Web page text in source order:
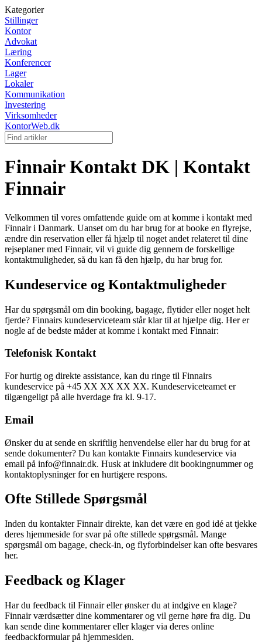
Kategorier
Stillinger
Kontor
Advokat
Læring
Konferencer
Lager
Lokaler
Kommunikation
Investering
Virksomheder
KontorWeb.dk
Finnair Kontakt DK | Kontakt
Finnair
Velkommen til vores omfattende guide om at komme i kontakt med
Finnair i Danmark. Uanset om du har brug for at booke en flyrejse,
ændre din reservation eller få hjælp til noget andet relateret til dine
rejseplaner med Finnair, vil vi guide dig gennem de forskellige
kontaktmuligheder, så du kan få den hjælp, du har brug for.
Kundeservice og Kontaktmuligheder
Har du spørgsmål om din booking, bagage, flytider eller noget helt
fjerde? Finnairs kundeserviceteam står klar til at hjælpe dig. Her er
nogle af de bedste måder at komme i kontakt med Finnair:
Telefonisk Kontakt
For hurtig og direkte assistance, kan du ringe til Finnairs
kundeservice på +45 XX XX XX XX. Kundeserviceteamet er
tilgængeligt på alle hverdage fra kl. 9-17.
Email
Ønsker du at sende en skriftlig henvendelse eller har du brug for at
sende dokumenter? Du kan kontakte Finnairs kundeservice via
email på info@finnair.dk. Husk at inkludere dit bookingnummer og
kontaktoplysninger for en hurtigere respons.
Ofte Stillede Spørgsmål
Inden du kontakter Finnair direkte, kan det være en god idé at tjekke
deres hjemmeside for svar på ofte stillede spørgsmål. Mange
spørgsmål om bagage, check-in, og flyforbindelser kan ofte besvares
her.
Feedback og Klager
Har du feedback til Finnair eller ønsker du at indgive en klage?
Finnair værdsætter dine kommentarer og vil gerne høre fra dig. Du
kan sende dine kommentarer eller klager via deres online
feedbackformular på hjemmesiden.